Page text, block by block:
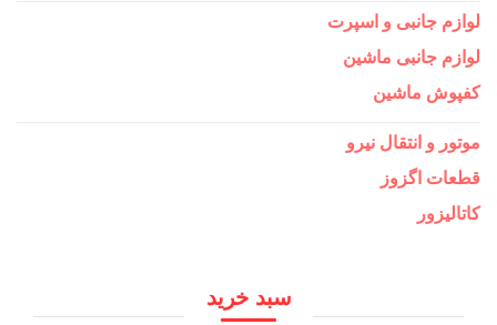
لوازم جانبی و اسپرت
لوازم جانبی ماشین
کفپوش ماشین
موتور و انتقال نیرو
قطعات اگزوز
کاتالیزور
سبد خرید